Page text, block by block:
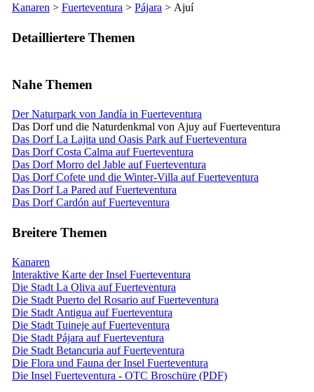
Kanaren > Fuerteventura > Pájara > Ajuí
Detailliertere Themen
Nahe Themen
Der Naturpark von Jandía in Fuerteventura
Das Dorf und die Naturdenkmal von Ajuy auf Fuerteventura
Das Dorf La Lajita und Oasis Park auf Fuerteventura
Das Dorf Costa Calma auf Fuerteventura
Das Dorf Morro del Jable auf Fuerteventura
Das Dorf Cofete und die Winter-Villa auf Fuerteventura
Das Dorf La Pared auf Fuerteventura
Das Dorf Cardón auf Fuerteventura
Breitere Themen
Kanaren
Interaktive Karte der Insel Fuerteventura
Die Stadt La Oliva auf Fuerteventura
Die Stadt Puerto del Rosario auf Fuerteventura
Die Stadt Antigua auf Fuerteventura
Die Stadt Tuineje auf Fuerteventura
Die Stadt Pájara auf Fuerteventura
Die Stadt Betancuria auf Fuerteventura
Die Flora und Fauna der Insel Fuerteventura
Die Insel Fuerteventura - OTC Broschüre (PDF)